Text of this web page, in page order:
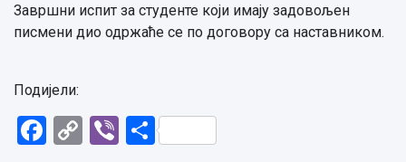
Завршни испит за студенте који имају задовољен
писмени дио одржаће се по договору са наставником.
Подијели:
Facebook
CopyViberShare